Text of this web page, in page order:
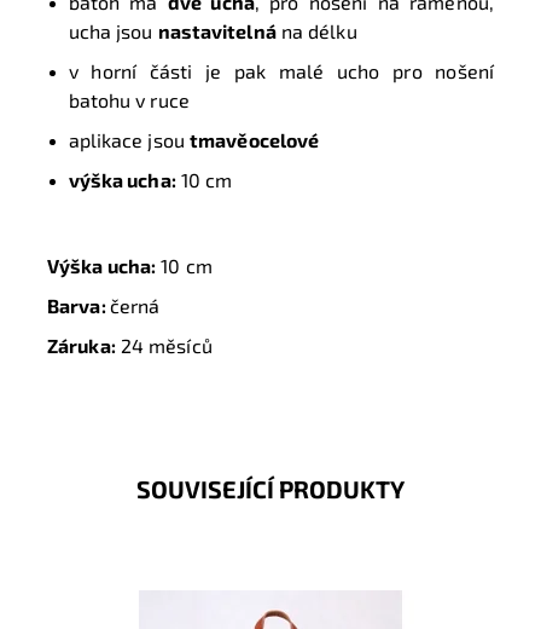
ucha jsou nastavitelnána délku
v horní části je pak malé ucho pro nošení
batohu v ruce
aplikace jsou tmavěocelové
výška ucha:10cm
Výška ucha: 10 cm
Barva:černá
Záruka:24 měsíců
SOUVISEJÍCÍ PRODUKTY